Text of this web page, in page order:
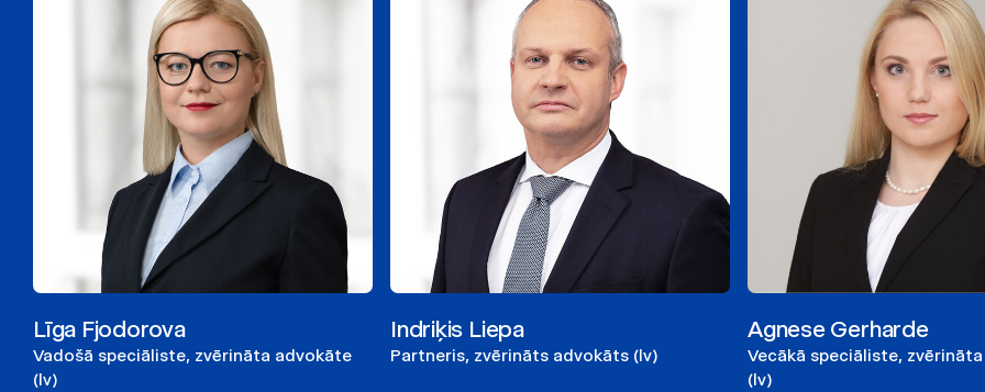
Līga Fjodorova
Vadošā speciāliste, zvērināta advokāte
(lv)
Indriķis Liepa
Partneris, zvērināts advokāts (lv)
Agnese Gerharde
Vecākā speciāliste,
(lv)